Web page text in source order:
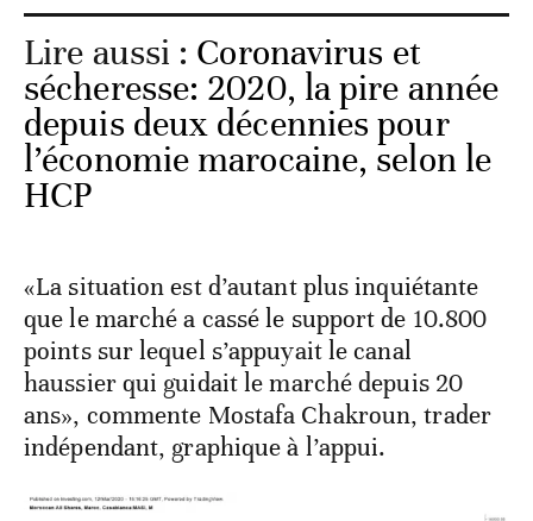
Lire aussi : Coronavirus et
sécheresse: 2020, la pire année
depuis deux décennies pour
l’économie marocaine, selon le
HCP
«La situation est d’autant plus inquiétante
que le marché a cassé le support de 10.800
points sur lequel s’appuyait le canal
haussier qui guidait le marché depuis 20
ans», commente Mostafa Chakroun, trader
indépendant, graphique à l’appui.